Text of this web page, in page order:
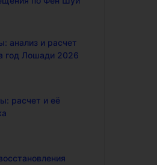
анализ и расчет
год Лошади 2026
расчет и её